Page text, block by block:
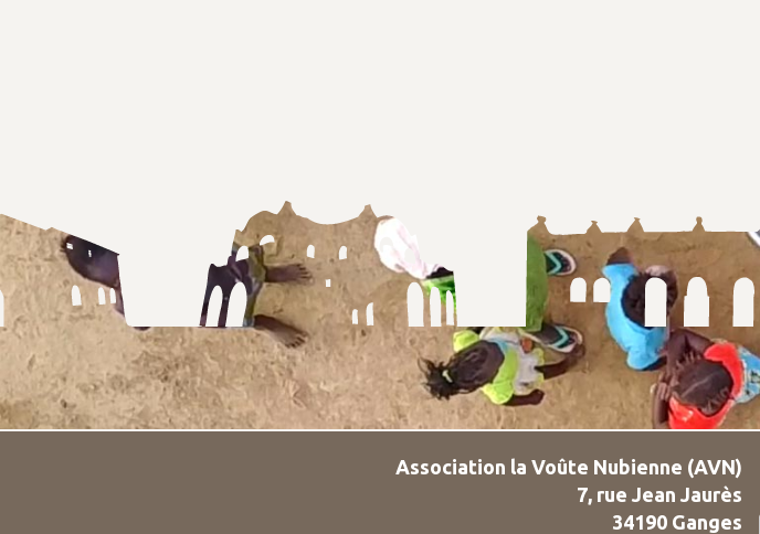
Association la Voûte Nubienne (AVN)
7, rue Jean Jaurès
34190 Ganges